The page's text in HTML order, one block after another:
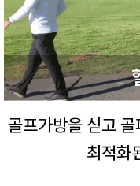
골프가방을 싣고
최적화